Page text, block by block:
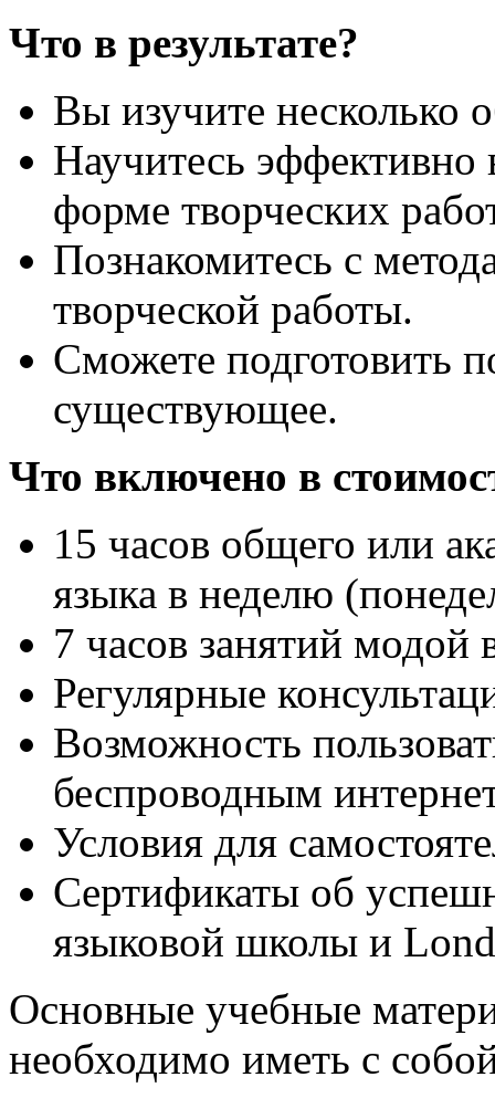
Что в результате?
Вы изучите несколько
Научитесь
форме творческих
Познакомитесь с
творческой работы.
Сможете подготовить
существующее.
Что включено в
15 часов общего или
языка в неделю
7 часов занятий
Регулярные
Возможность
беспроводным
Условия для
Сертификаты об
языковой школы и
Основные учебные
необходимо иметь с